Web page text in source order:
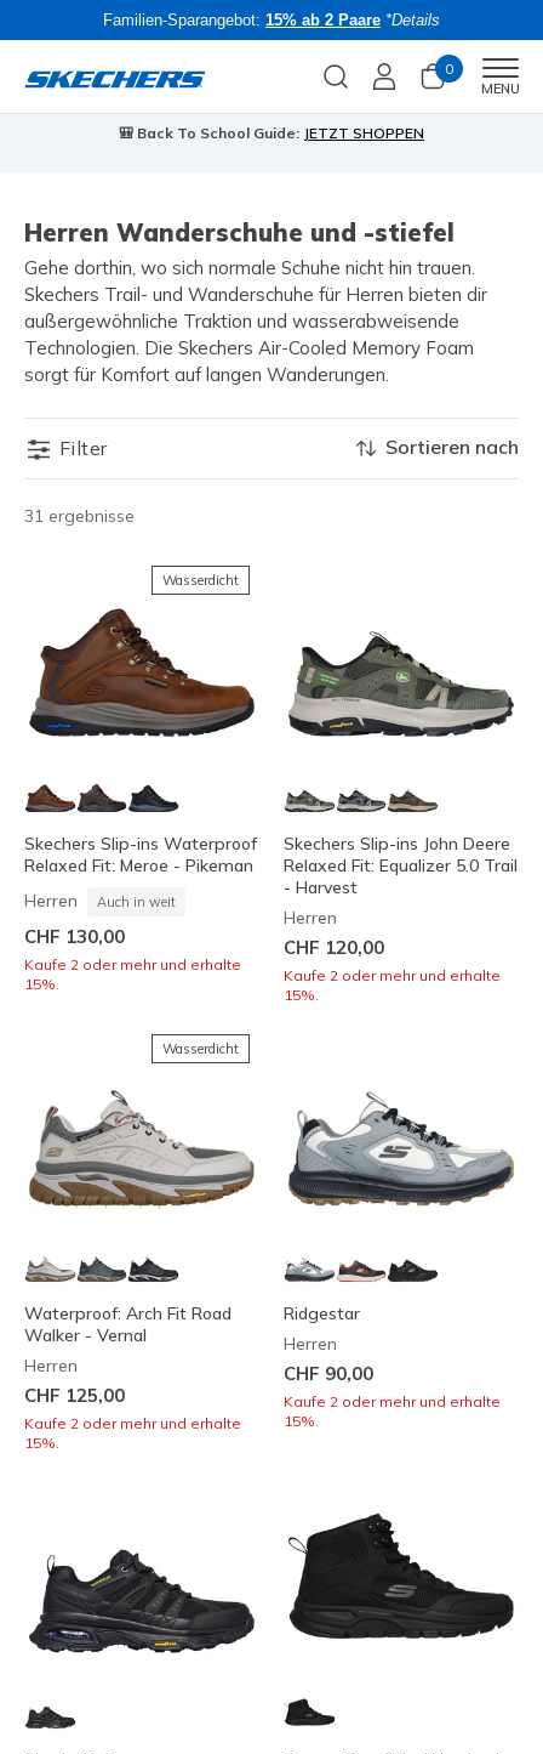
Familien-Sparangebot: 15% ab 2 Paare *Details
0
MENU
🎒 Back To School Guide: JETZT SHOPPEN
Herren Wanderschuhe und -stiefel
Gehe dorthin, wo sich normale Schuhe nicht hin trauen.
Skechers Trail- und Wanderschuhe für Herren bieten dir
außergewöhnliche Traktion und wasserabweisende
Technologien. Die Skechers Air-Cooled Memory Foam
sorgt für Komfort auf langen Wanderungen.
Filter
31 ergebnisse
Sortieren nach
Wasserdicht
Skechers Slip-ins Waterproof
Relaxed Fit: Meroe - Pikeman
Herren Auch in weit
CHF 130,00
Kaufe 2 oder mehr und erhalte
15%.
Skechers Slip-ins John Deere
Relaxed Fit: Equalizer 5.0 Trail
- Harvest
Herren
CHF 120,00
Kaufe 2 oder mehr und erhalte
15%.
Wasserdicht
Waterproof: Arch Fit Road
Walker - Vernal
Herren
CHF 125,00
Kaufe 2 oder mehr und erhalte
15%.
Ridgestar
Herren
CHF 90,00
Kaufe 2 oder mehr und erhalte
15%.